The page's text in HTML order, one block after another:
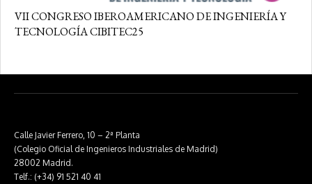
VII CONGRESO IBEROAMERICANO DE INGENIERÍA Y
TECNOLOGÍA CIBITEC25
Calle Javier Ferrero, 10 – 2ª Planta
(Colegio Oficial de Ingenieros Industriales de Madrid)
28002 Madrid.
Telf.: (+34) 91 521 40 41